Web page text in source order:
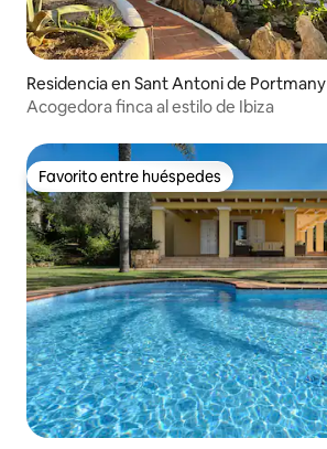
Residencia en Sant Antoni de Portmany
Acogedora finca al estilo de Ibiza
Favorito entre huéspedes
Favorito entre huéspedes